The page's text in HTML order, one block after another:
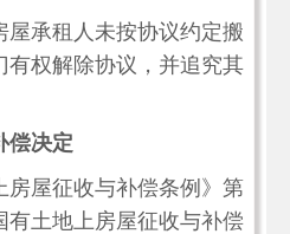
屋承租人未按协议约定搬
有权解除协议，并追究其
偿决定
房屋征收与补偿条例》第
有土地上房屋征收与补偿